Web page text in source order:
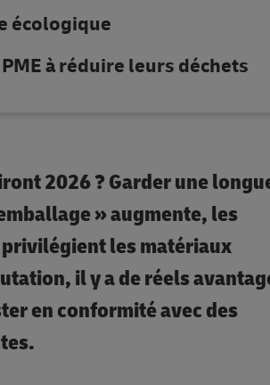
écologique
à réduire leurs déchets
2026 ? Garder une
» augmente, les
les matériaux
il y a de réels
en conformité avec des